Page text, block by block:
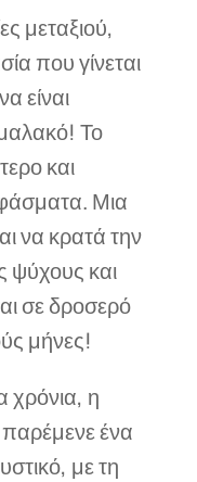
μεταξιού,
που γίνεται
είναι
Το
και
Μια
να κρατά την
ψύχους και
σε δροσερό
μήνες!
χρόνια, η
ένα
με τη